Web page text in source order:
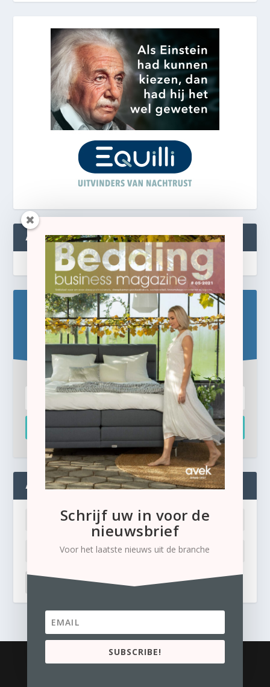
ABONNEREN
Blijf op de hoogte!
Schrijf u hier in voor de gratis e-newsletter.
Inschrijven
ADMIN
Ik ben mijn wachtwoord kwijt
Business Content Media
Schrijf uw in voor de
nieuwsbrief
Voor het laatste nieuws uit de branche
SUBSCRIBE!